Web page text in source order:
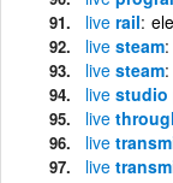
live rail
live steam
live steam
live studio
live
live
live